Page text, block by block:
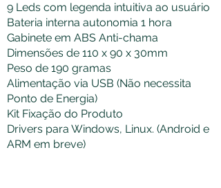
9 Leds com legenda intuitiva ao usuário
Bateria interna autonomia 1 hora
Gabinete em ABS Anti-chama
Dimensões de 110 x 90 x 30mm
Peso de 190 gramas
Alimentação via USB (Não necessita
Ponto de Energia)
Kit Fixação do Produto
Drivers para Windows, Linux. (Android e
ARM em breve)